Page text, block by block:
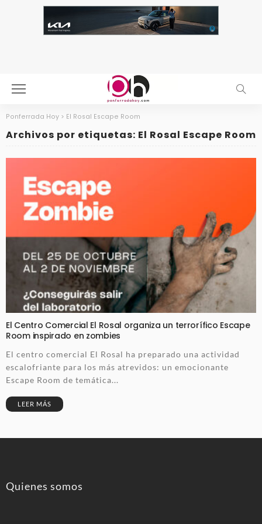
Ponferrada Hoy > El Rosal Escape Room
Archivos por etiquetas: El Rosal Escape Room
El Centro Comercial El Rosal organiza un terrorífico Escape
Room inspirado en zombies
El centro comercial El Rosal ha preparado una actividad
escalofriante para los más atrevidos: un emocionante
Escape Room de temática...
LEER MÁS
Quienes somos